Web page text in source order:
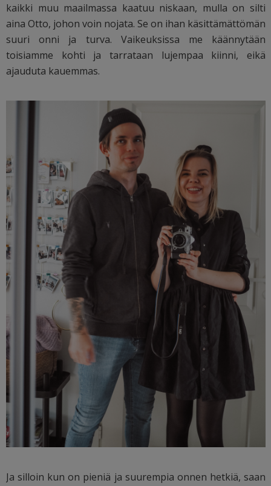
kaikki muu maailmassa kaatuu niskaan, mulla on silti
aina Otto, johon voin nojata. Se on ihan käsittämättömän
suuri onni ja turva. Vaikeuksissa me käännytään
toisiamme kohti ja tarrataan lujempaa kiinni, eikä
ajauduta kauemmas.
Ja silloin kun on pieniä ja suurempia onnen hetkiä, saan